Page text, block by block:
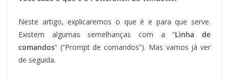
Neste artigo, explicaremos o que é e para que serve.
Existem algumas semelhanças com a “Linha de
comandos” (“Prompt de comandos”). Mas vamos já ver
de seguida.